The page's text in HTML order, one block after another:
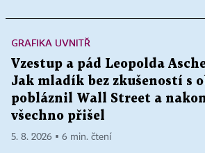
GRAFIKA UVNITŘ
Vzestup a pád Leopolda
Jak mladík bez zkušeností s
pobláznil Wall Street a
všechno přišel
5. 8. 2026 ▪ 6 min. čtení